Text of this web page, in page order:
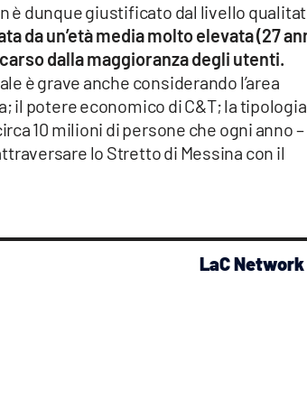
è dunque giustificato dal livello
da un’età media molto elevata (27
dalla maggioranza degli utenti.
è grave anche considerando l’area
il potere economico di C&T; la
10 milioni di persone che ogni anno –
lo Stretto di Messina con il
LaC Network